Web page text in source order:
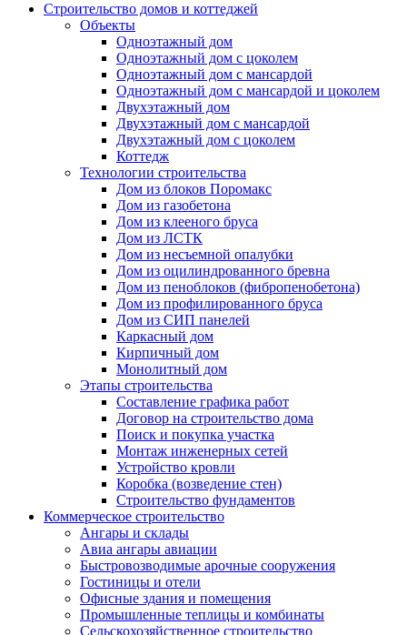
Cтроительство домов и коттеджей
Объекты
Одноэтажный дом
Одноэтажный дом с цоколем
Одноэтажный дом с мансардой
Одноэтажный дом с мансардой и цоколем
Двухэтажный дом
Двухэтажный дом с мансардой
Двухэтажный дом с цоколем
Коттедж
Технологии строительства
Дом из блоков Поромакс
Дом из газобетона
Дом из клееного бруса
Дом из ЛСТК
Дом из несъемной опалубки
Дом из оцилиндрованного бревна
Дом из пеноблоков (фибропенобетона)
Дом из профилированного бруса
Дом из СИП панелей
Каркасный дом
Кирпичный дом
Монолитный дом
Этапы строительства
Составление графика работ
Договор на строительство дома
Поиск и покупка участка
Монтаж инженерных сетей
Устройство кровли
Коробка (возведение стен)
Строительство фундаментов
Коммерческое строительство
Ангары и склады
Авиа ангары авиации
Быстровозводимые арочные сооружения
Гостиницы и отели
Офисные здания и помещения
Промышленные теплицы и комбинаты
Сельскохозяйственное строительство